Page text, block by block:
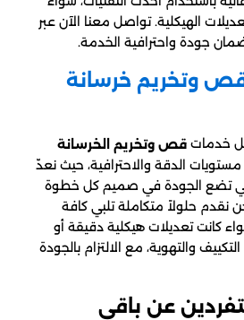
الهيكلية. تواصل معنا الآن عبر
وتخريم خرسانة
خدمات قص وتخريم الخرسانة
مستويات الدقة والاحترافية، حيث نعدّ
تضع الجودة في صميم كل خطوة
حلولاً متكاملة تلبي كافة
كانت تعديلات هيكلية دقيقة أو
والتهوية، مع الالتزام بالجودة
عن باقي